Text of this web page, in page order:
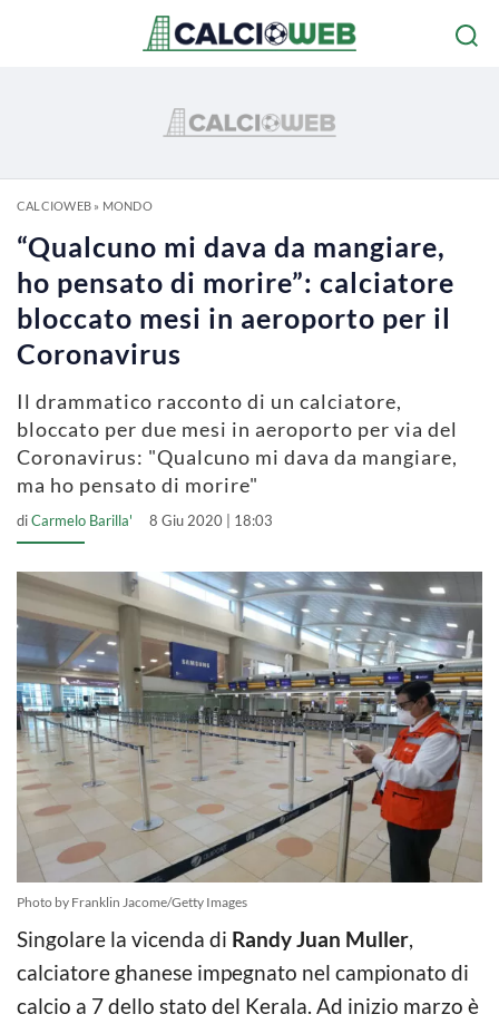
CALCIOWEB» MONDO
“Qualcuno mi dava da mangiare,
ho pensato di morire”: calciatore
bloccato mesi in aeroporto per il
Coronavirus
Il drammatico racconto di un calciatore,
bloccato per due mesi in aeroporto per via del
Coronavirus: "Qualcuno mi dava da mangiare,
ma ho pensato di morire"
diCarmelo Barilla' 8 Giu 2020 | 18:03
Photo by Franklin Jacome/Getty Images
Singolare la vicenda di Randy Juan Muller,
calciatore ghanese impegnato nel campionato di
calcio a 7 dello stato del Kerala. Ad inizio marzo è